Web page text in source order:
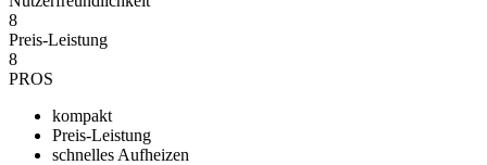
8
Preis-Leistung
8
PROS
kompakt
Preis-Leistung
schnelles Aufheizen